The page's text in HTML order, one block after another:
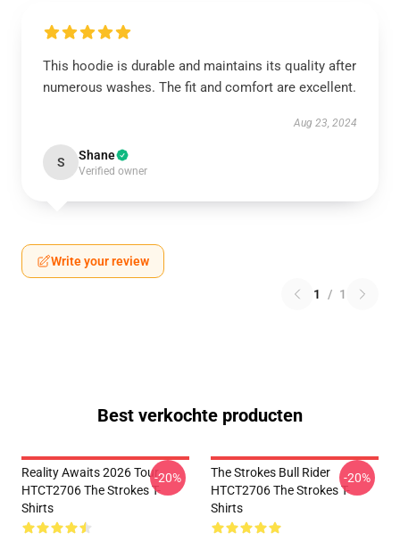
This hoodie is durable and maintains its quality after
numerous washes. The fit and comfort are excellent.
Aug 23, 2024
S Shane
Verified owner
Write your review
1 / 1
Best verkochte producten
Reality Awaits 2026 Tour
HTCT2706 The Strokes T-
Shirts
-20%
The Strokes Bull Rider
HTCT2706 The Strokes T-
Shirts
-20%